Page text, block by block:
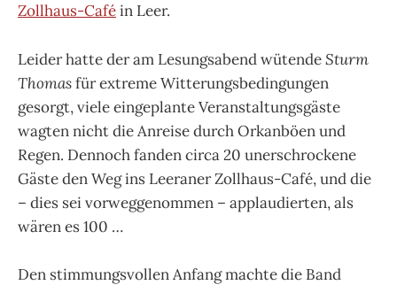
Zollhaus-Caféin Leer.
Leider hatte der am Lesungsabend wütendeSturm
Thomasfür extreme Witterungsbedingungen
gesorgt, viele eingeplante Veranstaltungsgäste
wagten nicht die Anreise durch Orkanböen und
Regen. Dennoch fanden circa 20 unerschrockene
Gäste den Weg ins Leeraner Zollhaus-Café, und die
– dies sei vorweggenommen – applaudierten, als
wären es 100 …
Den stimmungsvollen Anfang machte die Band